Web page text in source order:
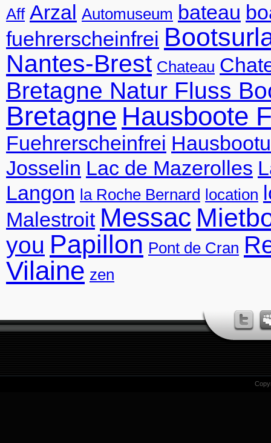
Aff Arzal Automuseum bateau
fuehrerscheinfrei
Nantes-Brest Chateau
Bretagne Natur Fluss
Bretagne Hausboote
Fuehrerscheinfrei
Josselin Lac de Mazerolles
Langon
la Roche Bernard location
Malestroit Messac
you Papillon Pont de Cran
Vilaine zen